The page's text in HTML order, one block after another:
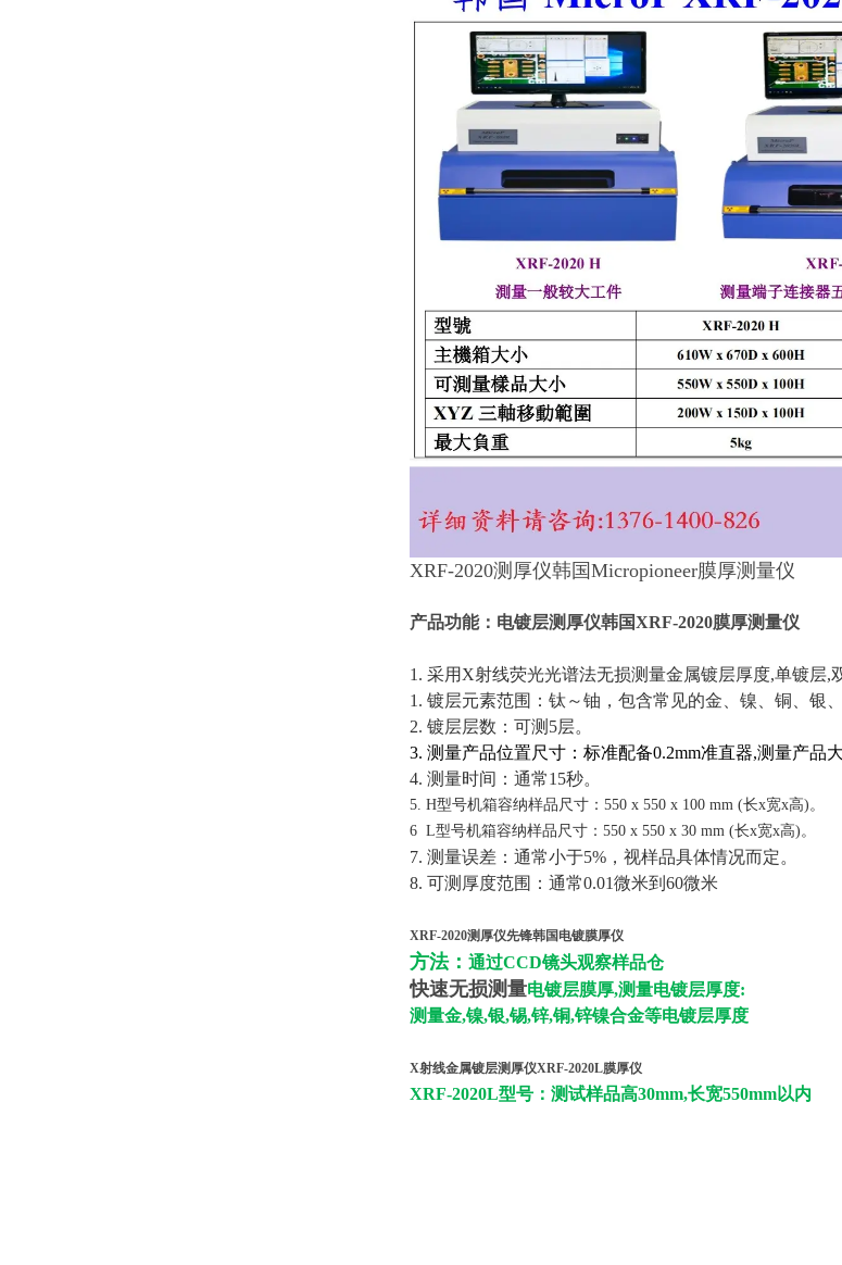
XRF-2020测厚仪韩国Micropioneer膜厚测量仪
产品功能：电镀层测厚仪韩国XRF-2020膜厚测量仪
1. 采用X射线荧光光谱法无损测量金属镀层厚度,单镀层,
1. 镀层元素范围：钛～铀，包含常见的金、镍、铜、银
2. 镀层层数：可测5层。
3. 测量产品位置尺寸：标准配备0.2mm准直器,测量产品
4. 测量时间：通常15秒。
5. H型号机箱容纳样品尺寸：550 x 550 x 100 mm (长x宽x高)。
6 L型号机箱容纳样品尺寸：550 x 550 x 30 mm (长x宽x高)。
7. 测量误差：通常小于5%，视样品具体情况而定。
8. 可测厚度范围：通常0.01微米到60微米
XRF-2020测厚仪先锋韩国电镀膜厚仪
方法： 通过CCD镜头观察样品仓
快速无损测量电镀层膜厚,测量电镀层厚度:
测量金,镍,银,锡,锌,铜,锌镍合金等电镀层厚度
X射线金属镀层测厚仪XRF-2020L膜厚仪
XRF-2020L型号：测试样品高30mm,长宽550mm以内